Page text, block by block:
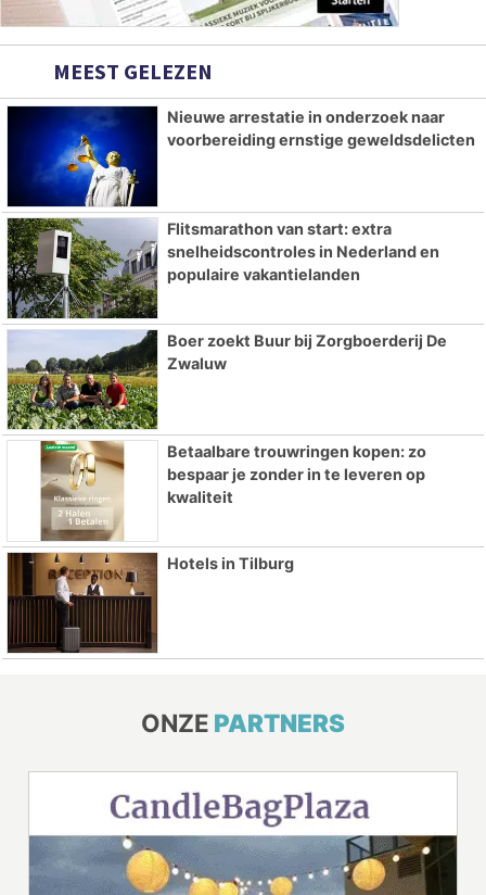
MEEST GELEZEN
Nieuwe arrestatie in onderzoek naar
voorbereiding ernstige geweldsdelicten
Flitsmarathon van start: extra
snelheidscontroles in Nederland en
populaire vakantielanden
Boer zoekt Buur bij Zorgboerderij De
Zwaluw
Betaalbare trouwringen kopen: zo
bespaar je zonder in te leveren op
kwaliteit
Hotels in Tilburg
ONZE PARTNERS